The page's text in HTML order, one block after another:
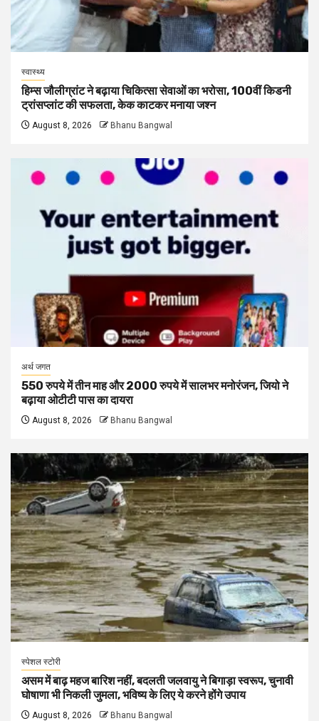
स्वास्थ्य
हिम्स जौलीग्रांट ने बढ़ाया चिकित्सा सेवाओं का भरोसा, 100वीं किडनी
ट्रांसप्लांट की सफलता, केक काटकर मनाया जश्न
August 8, 2026 Bhanu Bangwal
अर्थ जगत
550 रुपये में तीन माह और 2000 रुपये में सालभर मनोरंजन, जियो ने
बढ़ाया ओटीटी पास का दायरा
August 8, 2026 Bhanu Bangwal
स्पेशल स्टोरी
असम में बाढ़ महज बारिश नहीं, बदलती जलवायु ने बिगाड़ा स्वरूप, चुनावी
घोषाणा भी निकली जुमला, भविष्य के लिए ये करने होंगे उपाय
August 8, 2026 Bhanu Bangwal